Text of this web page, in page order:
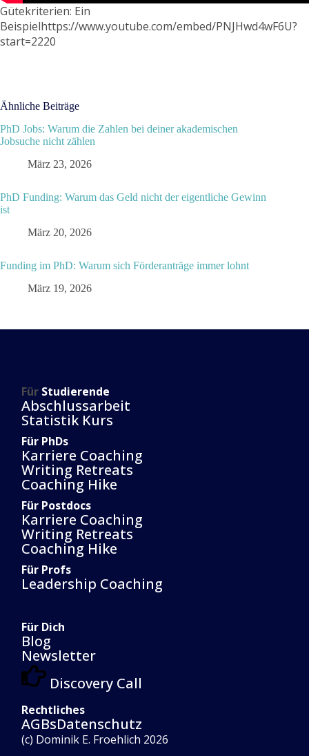
Gütekriterien: Ein
Beispielhttps://www.youtube.com/embed/PNJHwd4wF6U?
start=2220
Ähnliche Beiträge
PhD Jobs: Warum die Zahlen bei deiner akademischen
Jobsuche nicht zählen
März 23, 2026
PhD Funding: Warum das Geld nicht der eigentliche Gewinn
ist
März 20, 2026
Funding im PhD: Warum sich Förderanträge immer lohnt
März 19, 2026
Für Studierende
Abschlussarbeit
Statistik Kurs
Für PhDs
Karriere Coaching
Writing Retreats
Coaching Hike
Für Postdocs
Karriere Coaching
Writing Retreats
Coaching Hike
Für Profs
Leadership Coaching
Für Dich
Blog
Newsletter
Discovery Call
Rechtliches
AGBsDatenschutz
(c) Dominik E. Froehlich 2026